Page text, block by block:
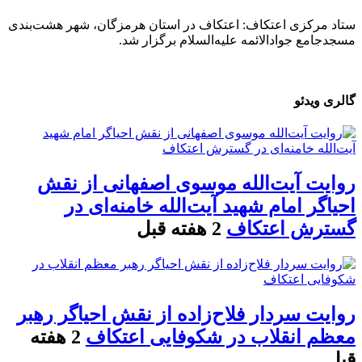
ستاد مرکزی اعتکاف: اعتکاف در استان هرمزگان، شهر هشت‌بندی
مسجدجامع جوادالائمه علیه‌السلام برگزار شد.
گالری ویدئو
روایت آیت‌الله موسوی اصفهانی از نقش
احیاگر امام شهید آیت‌الله خامنه‌ای در
گسترش اعتکاف 2 هفته قبل
روایت سردار فلاح‌زاده از نقش احیاگر رهبر
معظم انقلاب در شکوفایی اعتکاف
2 هفته